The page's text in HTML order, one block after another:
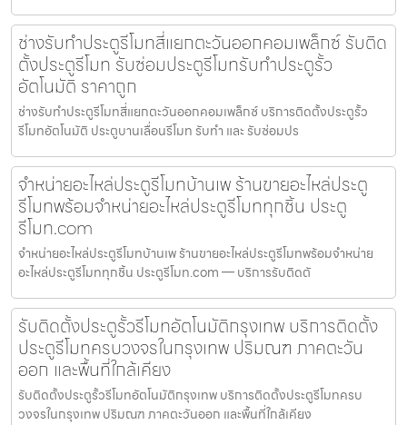
ช่างรับทำประตูรีโมทสี่แยกตะวันออกคอมเพล็กซ์ รับติด
ตั้งประตูรีโมท รับซ่อมประตูรีโมทรับทำประตูรั้ว
อัตโนมัติ ราคาถูก
ช่างรับทำประตูรีโมทสี่แยกตะวันออกคอมเพล็กซ์ บริการติดตั้งประตูรั้ว
รีโมทอัตโนมัติ ประตูบานเลื่อนรีโมท รับทำ และ รับซ่อมปร
จำหน่ายอะไหล่ประตูรีโมทบ้านเพ ร้านขายอะไหล่ประตู
รีโมทพร้อมจำหน่ายอะไหล่ประตูรีโมททุกชิ้น ประตู
รีโมท.com
จำหน่ายอะไหล่ประตูรีโมทบ้านเพ ร้านขายอะไหล่ประตูรีโมทพร้อมจำหน่าย
อะไหล่ประตูรีโมททุกชิ้น ประตูรีโมท.com — บริการรับติดตั
รับติดตั้งประตูรั้วรีโมทอัตโนมัติกรุงเทพ บริการติดตั้ง
ประตูรีโมทครบวงจรในกรุงเทพ ปริมณฑ ภาคตะวัน
ออก และพื้นที่ใกล้เคียง
รับติดตั้งประตูรั้วรีโมทอัตโนมัติกรุงเทพ บริการติดตั้งประตูรีโมทครบ
วงจรในกรุงเทพ ปริมณฑ ภาคตะวันออก และพื้นที่ใกล้เคียง